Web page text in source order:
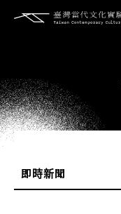
即時新聞